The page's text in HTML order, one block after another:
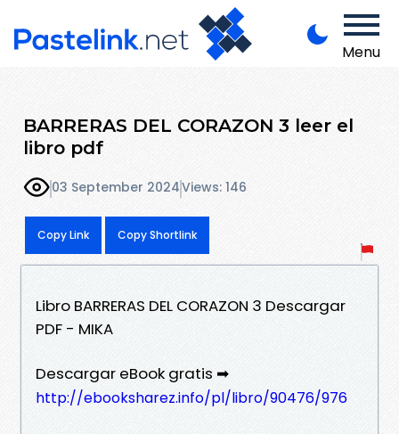
Menu
BARRERAS DEL CORAZON 3 leer el
libro pdf
03 September 2024Views: 146
Copy Link Copy Shortlink
Libro BARRERAS DEL CORAZON 3 Descargar
PDF - MIKA
Descargar eBook gratis ➡
http://ebooksharez.info/pl/libro/90476/976